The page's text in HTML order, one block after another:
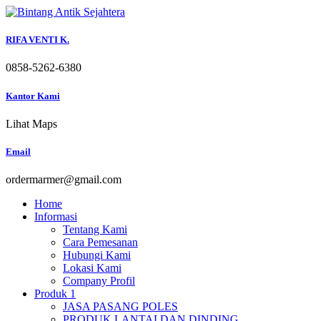
Skip
content
RIFA VENTI K.
0858-5262-6380
Kantor Kami
Lihat Maps
Email
ordermarmer@gmail.com
Home
Informasi
Tentang Kami
Cara Pemesanan
Hubungi Kami
Lokasi Kami
Company Profil
Produk 1
JASA PASANG POLES